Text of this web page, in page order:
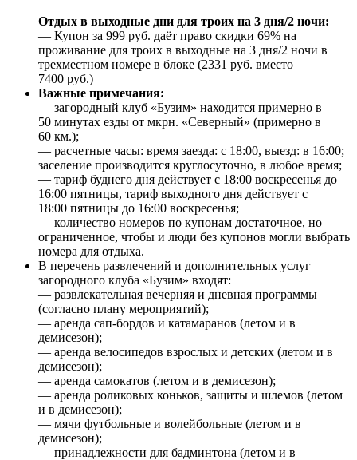
Отдых в выходные дни для троих на 3 дня/2 ночи:
— Купон за 999 руб. даёт право скидки 69% на
проживание для троих в выходные на 3 дня/2 ночи в
трехместном номере в блоке (2331 руб. вместо
7400 руб.)
Важные примечания:
— загородный клуб «Бузим» находится примерно в
50 минутах езды от мкрн. «Северный» (примерно в
60 км.);
— расчетные часы: время заезда: с 18:00, выезд: в 16:00;
заселение производится круглосуточно, в любое время;
— тариф буднего дня действует с 18:00 воскресенья до
16:00 пятницы, тариф выходного дня действует с
18:00 пятницы до 16:00 воскресенья;
— количество номеров по купонам достаточное, но
ограниченное, чтобы и люди без купонов могли выбрать
номера для отдыха.
В перечень развлечений и дополнительных услуг
загородного клуба «Бузим» входят:
— развлекательная вечерняя и дневная программы
(согласно плану мероприятий);
— аренда сап-бордов и катамаранов (летом и в
демисезон);
— аренда велосипедов взрослых и детских (летом и в
демисезон);
— аренда самокатов (летом и в демисезон);
— аренда роликовых коньков, защиты и шлемов (летом
и в демисезон);
— мячи футбольные и волейбольные (летом и в
демисезон);
— принадлежности для бадминтона (летом и в